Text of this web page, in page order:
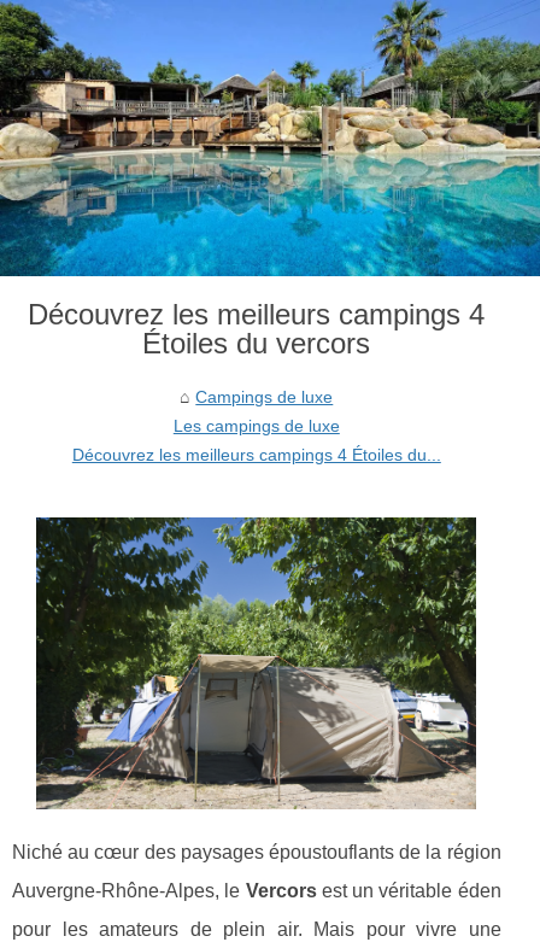
Découvrez les meilleurs campings 4
Étoiles du vercors
Campings de luxe
Les campings de luxe
Découvrez les meilleurs campings 4 Étoiles du...
Niché au cœur des paysages époustouflants de la région
Auvergne-Rhône-Alpes, le Vercorsest un véritable éden
pour les amateurs de plein air. Mais pour vivre une